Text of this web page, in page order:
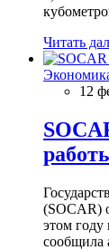
Читать
12
(SOCAR)
этом году
сообщила